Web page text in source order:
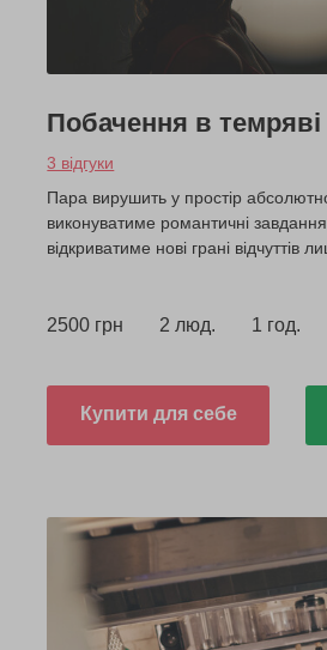
Побачення в темряві
3 відгуки
Пара вирушить у простір
виконуватиме романтичні
відкриватиме нові грані відчуттів
2500 грн 2 люд. 1 год.
Купити для себе